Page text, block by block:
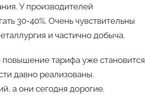
У производителей
30-40%. Очень чувствительны
и частично добыча.
тарифа уже становится
давно реализованы.
а они сегодня дорогие.